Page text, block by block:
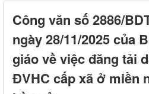
Công văn số 2886/
ngày 28/11/2025 của
giáo về việc đăng tải
ĐVHC cấp xã ở miền